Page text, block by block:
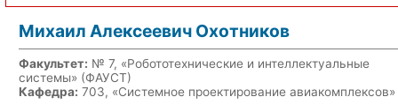
Михаил Алексеевич Охотников
Факультет: № 7, «Робототехнические и интеллектуальные
системы» (ФАУСТ)
Кафедра: 703, «Системное проектирование авиакомплексов»